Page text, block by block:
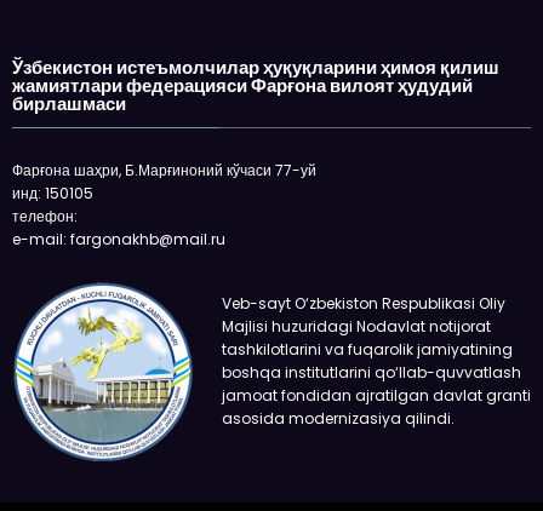
Ўзбекистон истеъмолчилар ҳуқуқларини ҳимоя қилиш
жамиятлари федерацияси Фарғона вилоят ҳудудий
бирлашмаси
Фарғона шаҳри, Б.Марғиноний кўчаси 77-уй
инд: 150105
телефон:
e-mail: fargonakhb@mail.ru
Veb-sayt O‘zbekiston Respublikasi Oliy
Majlisi huzuridagi Nodavlat notijorat
tashkilotlarini va fuqarolik jamiyatining
boshqa institutlarini qo‘llab-quvvatlash
jamoat fondidan ajratilgan davlat granti
asosida modernizasiya qilindi.